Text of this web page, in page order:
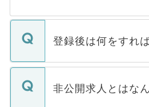
登録後は何をすれ
ご登録いただきまし
登録内容を確認し、
非公開求人とはな